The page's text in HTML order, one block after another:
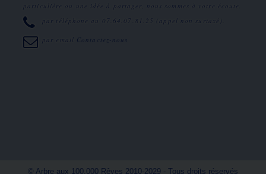
particulière ou une idée à partager, nous sommes à votre écoute.
par téléphone au
07.64.07.81.25 (appel non surtaxé).
par email Contactez-nous
© Arbre aux 100.000 Rêves 2010-2029 - Tous droits réservés